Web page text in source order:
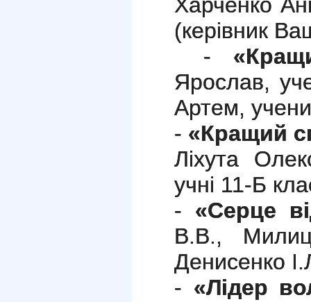
Харченко
(керівник
-
Ярослав,
Артем,
- «Кращий
Ліхута
учні 11-Б
- «Серце
В.В.,
Денисенко
- «Лідер